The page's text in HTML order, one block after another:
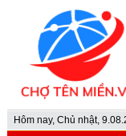
Hôm nay, Chủ nhật,